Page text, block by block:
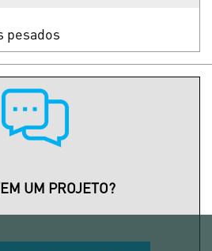
pesados
UM PROJETO?